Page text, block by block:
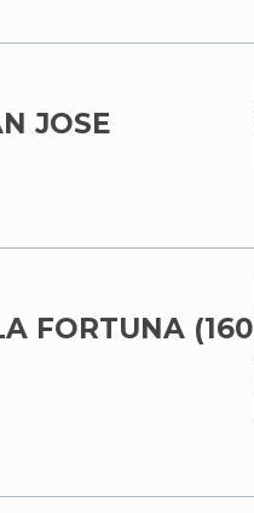
JOSE
FORTUNA (160